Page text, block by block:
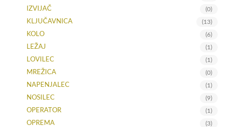
IZVIJAČ (0)
KLJUČAVNICA (13)
KOLO (6)
LEŽAJ (1)
LOVILEC (1)
MREŽICA (0)
NAPENJALEC (1)
NOSILEC (9)
OPERATOR (1)
OPREMA (3)